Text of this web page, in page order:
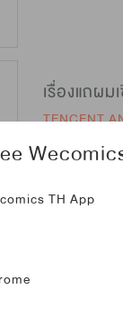
TH App
TENCENT
สงคราม